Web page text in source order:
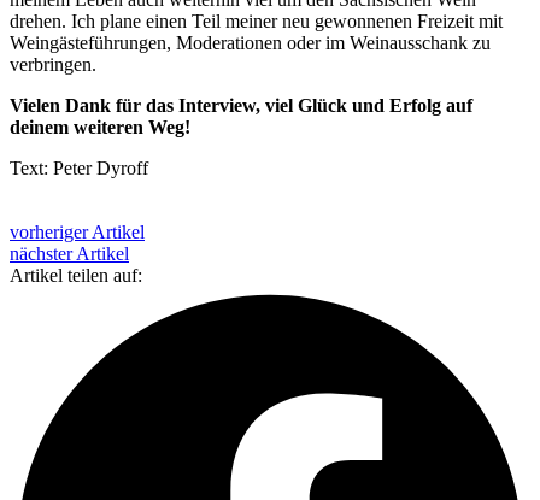
drehen. Ich plane einen Teil meiner neu gewonnenen Freizeit mit
Weingästeführungen, Moderationen oder im Weinausschank zu
verbringen.
Vielen Dank für das Interview, viel Glück und Erfolg auf
deinem weiteren Weg!
Text: Peter Dyroff
vorheriger Artikel
nächster Artikel
Artikel teilen auf: